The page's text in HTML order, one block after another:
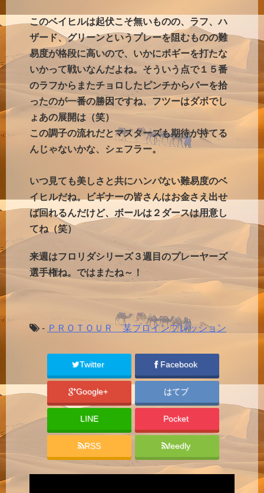
このベイヒルは起伏こそ無いものの、ラフ、ハ
ザード、グリーンというプレーを阻むものの難
易度が格段に高いので、いかにボギーを打たな
いかって戦いなんだよね。そういう点で１５番
のラフからまたチョロしたピンチからパーを拾
ったのが一番の勝因ですね、フツーはダボでし
ょあの展開は（笑）
この調子の流れだとマスターズも期待が持てる
んじゃないかな、シェフラー。
いつ見ても美しさと共にハンパない難易度のベ
イヒルだね。ビギナーの皆さんはお金さえ出せ
ば回れるんだけど、ボールは２ダースは用意し
てね（笑）
来週はフロリダシリーズ３週目のプレーヤーズ
選手権ね。ではまたね～！
- ＰＲＯＴＯＵＲ 某プロインプレッション
Twitter Facebook
Google+ はてブ
LINE Pocket
RSS feedly